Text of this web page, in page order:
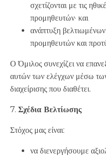
σχετίζονται με τις
προμηθευτών· και
ανάπτυξη
προμηθευτών και
Ο Όμιλος συνεχίζει να
αυτών των ελέγχων μέσω
διαχείρισης που διαθέτει.
7. Σχέδια Βελτίωσης
Στόχος μας είναι:
να διενεργήσουμε